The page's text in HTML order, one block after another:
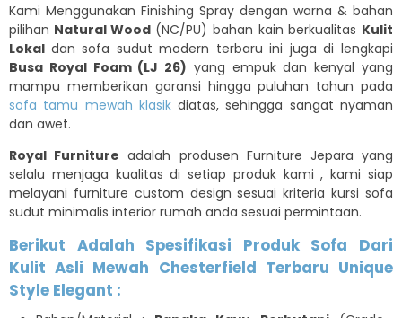
Kami Menggunakan Finishing Spray dengan warna & bahan
pilihan Natural Wood (NC/PU) bahan kain berkualitas Kulit
Lokal dan sofa sudut modern terbaru ini juga di lengkapi
Busa Royal Foam (LJ 26) yang empuk dan kenyal yang
mampu memberikan garansi hingga puluhan tahun pada
sofa tamu mewah klasikdiatas, sehingga sangat nyaman
dan awet.
Royal Furniture adalah produsen Furniture Jepara yang
selalu menjaga kualitas di setiap produk kami , kami siap
melayani furniture custom design sesuai kriteria kursi sofa
sudut minimalis interior rumah anda sesuai permintaan.
Berikut Adalah Spesifikasi Produk Sofa Dari
Kulit Asli Mewah Chesterfield Terbaru Unique
Style Elegant :